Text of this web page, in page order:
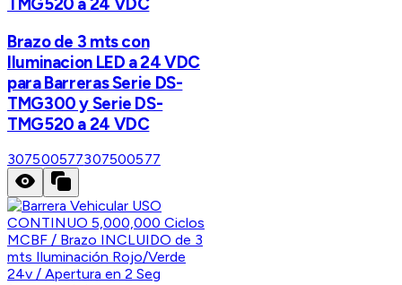
Brazo de 3 mts con
Iluminacion LED a 24 VDC
para Barreras Serie DS-
TMG300 y Serie DS-
TMG520 a 24 VDC
307500577307500577